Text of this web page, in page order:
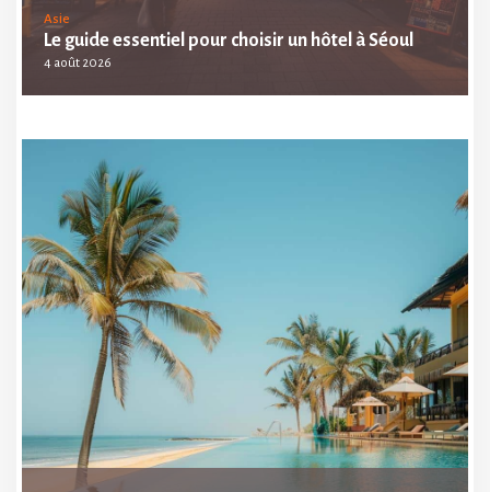
Asie
Le guide essentiel pour choisir un hôtel à Séoul
4 août 2026